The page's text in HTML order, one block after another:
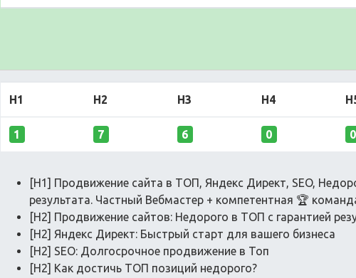
H1 H2 H3 H4
1 7 6 0 0
[H1] Продвижение сайта в ТОП, Яндекс Директ, SEO,
результата. Частный Вебмастер + компетентная 🏆
[H2] Продвижение сайтов: Недорого в ТОП с гарантией
[H2] Яндекс Директ: Быстрый старт для вашего бизнеса
[H2] SEO: Долгосрочное продвижение в Топ
[H2] Как достичь ТОП позиций недорого?